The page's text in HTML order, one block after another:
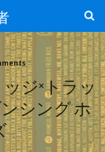
ジ×トラッ
シング ホ